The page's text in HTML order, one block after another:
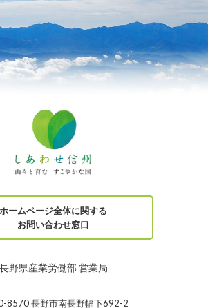
ホームページ全体に関する
お問い合わせ窓口
長野県産業労働部 営業局
8570 長野市南長野幅下692-2